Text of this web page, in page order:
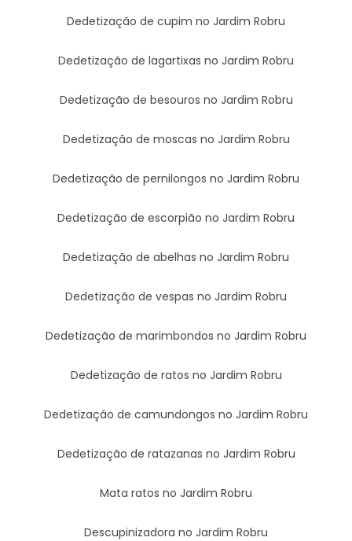
Dedetização de cupim no Jardim Robru
Dedetização de lagartixas no Jardim Robru
Dedetização de besouros no Jardim Robru
Dedetização de moscas no Jardim Robru
Dedetização de pernilongos no Jardim Robru
Dedetização de escorpião no Jardim Robru
Dedetização de abelhas no Jardim Robru
Dedetização de vespas no Jardim Robru
Dedetização de marimbondos no Jardim Robru
Dedetização de ratos no Jardim Robru
Dedetização de camundongos no Jardim Robru
Dedetização de ratazanas no Jardim Robru
Mata ratos no Jardim Robru
Descupinizadora no Jardim Robru